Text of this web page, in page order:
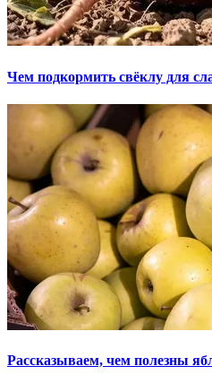
Чем подкормить свёклу для
Рассказываем, чем полезны